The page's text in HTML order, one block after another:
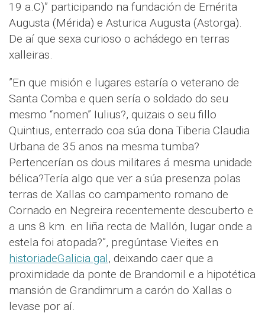
19 a.C)” participando na fundación de Emérita
Augusta (Mérida) e Asturica Augusta (Astorga).
De aí que sexa curioso o achádego en terras
xalleiras.
”En que misión e lugares estaría o veterano de
Santa Comba e quen sería o soldado do seu
mesmo “nomen” Iulius?, quizais o seu fillo
Quintius, enterrado coa súa dona Tiberia Claudia
Urbana de 35 anos na mesma tumba?
Pertencerían os dous militares á mesma unidade
bélica?Tería algo que ver a súa presenza polas
terras de Xallas co campamento romano de
Cornado en Negreira recentemente descuberto e
a uns 8 km. en liña recta de Mallón, lugar onde a
estela foi atopada?”, pregúntase Vieites en
historiadeGalicia.gal, deixando caer que a
proximidade da ponte de Brandomil e a hipotética
mansión de Grandimrum a carón do Xallas o
levase por aí.